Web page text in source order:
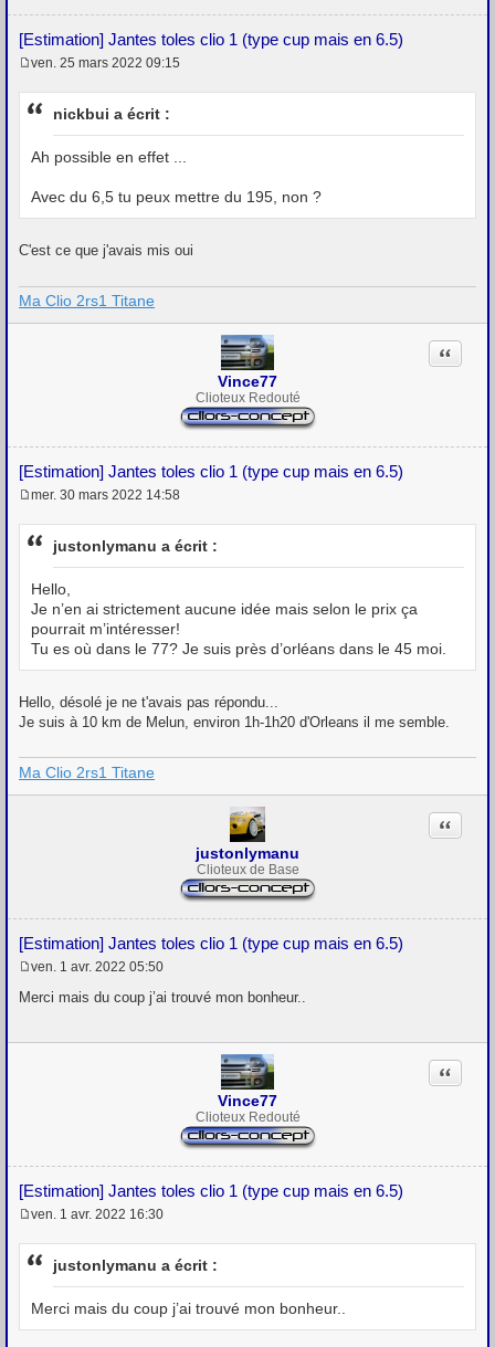
[Estimation] Jantes toles clio 1 (type cup mais en 6.5)
e
s
g
e
ven. 25 mars 2022 09:15
nickbui a écrit :
Ah possible en effet ...
Avec du 6,5 tu peux mettre du 195, non ?
C'est ce que j'avais mis oui
Ma Clio 2rs1 Titane
Vince77
Clioteux Redouté
[Estimation] Jantes toles clio 1 (type cup mais en 6.5)
Citation
e
s
g
e
mer. 30 mars 2022 14:58
justonlymanu a écrit :
Hello,
Je n’en ai strictement aucune idée mais selon le prix ça
pourrait m’intéresser!
Tu es où dans le 77? Je suis près d’orléans dans le 45 moi.
Hello, désolé je ne t'avais pas répondu...
Je suis à 10 km de Melun, environ 1h-1h20 d'Orleans il me semble.
Ma Clio 2rs1 Titane
justonlymanu
Clioteux de Base
[Estimation] Jantes toles clio 1 (type cup mais en 6.5)
Citation
e
a
ven. 1 avr. 2022 05:50
Merci mais du coup j’ai trouvé mon bonheur..
Vince77
Clioteux Redouté
[Estimation] Jantes toles clio 1 (type cup mais en 6.5)
Citation
e
s
g
e
ven. 1 avr. 2022 16:30
justonlymanu a écrit :
Merci mais du coup j’ai trouvé mon bonheur..